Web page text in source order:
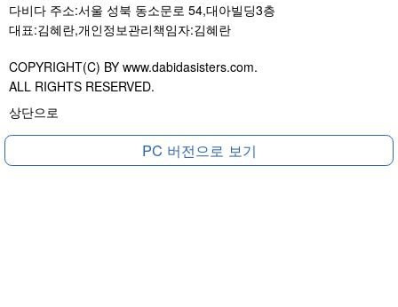
다비다 주소:서울 성북 동소문로 54,대아빌딩3층
대표:김혜란,개인정보관리책임자:김혜란
COPYRIGHT(C) BY www.dabidasisters.com.
ALL RIGHTS RESERVED.
상단으로
PC 버전으로 보기